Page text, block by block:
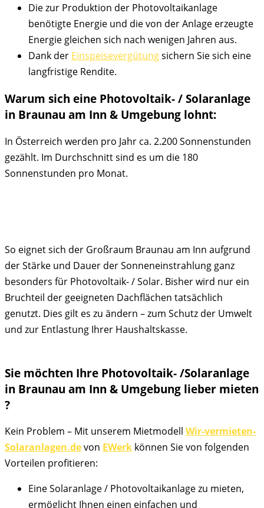
Die zur Produktion der Photovoltaikanlage
benötigte Energie und die von der Anlage erzeugte
Energie gleichen sich nach wenigen Jahren aus.
Dank der Einspeisevergütungsichern Sie sich eine
langfristige Rendite.
Warum sich eine Photovoltaik- / Solaranlage
in Braunau am Inn & Umgebung lohnt:
In Österreich werden pro Jahr ca. 2.200 Sonnenstunden
gezählt. Im Durchschnitt sind es um die 180
Sonnenstunden pro Monat.
So eignet sich der Großraum Braunau am Inn aufgrund
der Stärke und Dauer der Sonneneinstrahlung ganz
besonders für Photovoltaik- / Solar. Bisher wird nur ein
Bruchteil der geeigneten Dachflächen tatsächlich
genutzt. Dies gilt es zu ändern – zum Schutz der Umwelt
und zur Entlastung Ihrer Haushaltskasse.
Sie möchten Ihre Photovoltaik- /Solaranlage
in Braunau am Inn & Umgebung lieber mieten
?
Kein Problem – Mit unserem Mietmodell Wir-vermieten-
Solaranlagen.devon EWerk können Sie von folgenden
Vorteilen profitieren:
Eine Solaranlage / Photovoltaikanlage zu mieten,
ermöglicht Ihnen einen einfachen und